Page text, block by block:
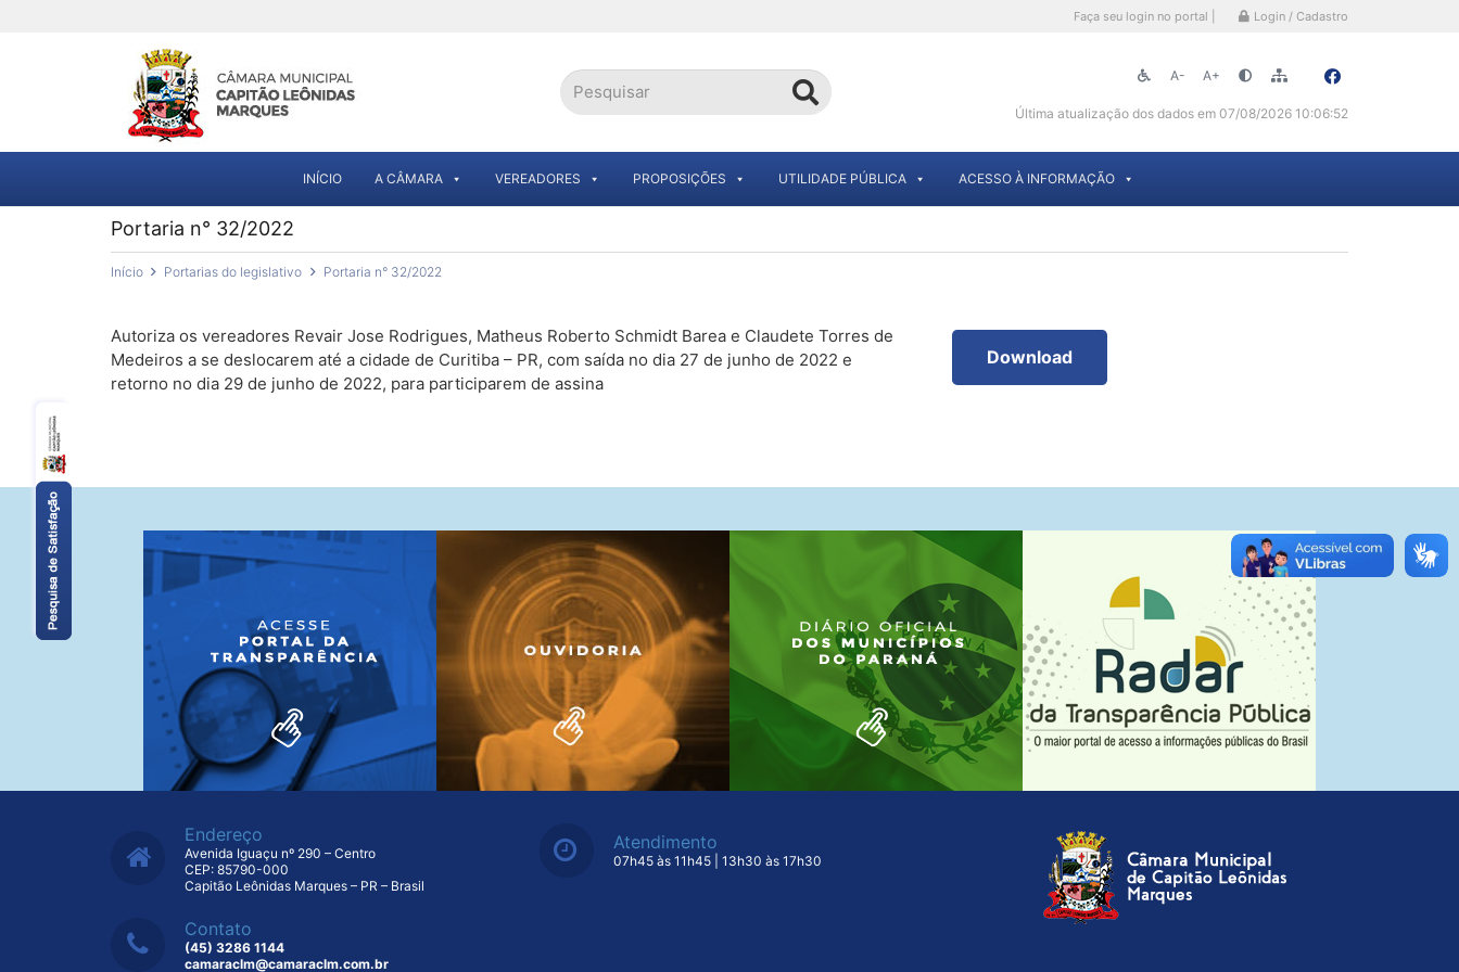
Faça seu login no portal | Login / Cadastro
A- A+
Última atualização dos dados em 07/08/2026 10:06:52
INÍCIO A CÂMARA VEREADORES PROPOSIÇÕES UTILIDADE PÚBLICA ACESSO À INFORMAÇÃO
Portaria n° 32/2022
Início Portarias do legislativo Portaria n° 32/2022
Autoriza os vereadores Revair Jose Rodrigues, Matheus Roberto Schmidt Barea e Claudete Torres de
Medeiros a se deslocarem até a cidade de Curitiba – PR, com saída no dia 27 de junho de 2022 e
retorno no dia 29 de junho de 2022, para participarem de assina
Download
Endereço
Avenida Iguaçu nº 290 – Centro
CEP: 85790-000
Capitão Leônidas Marques – PR – Brasil
Contato
(45) 3286 1144
camaraclm@camaraclm.com.br
Atendimento
07h45 às 11h45 | 13h30 às 17h30